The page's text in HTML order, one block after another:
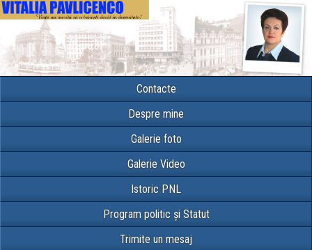
Contacte
Despre mine
Galerie foto
Galerie Video
Istoric PNL
Program politic și Statut
Trimite un mesaj